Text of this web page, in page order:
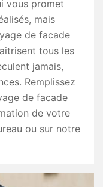
vous promet
mais
de facade
tous les
jamais,
Remplissez
de facade
de votre
ou sur notre